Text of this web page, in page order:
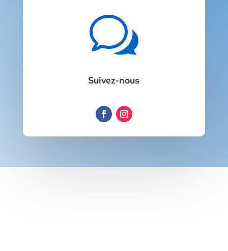
w
Suivez-nous